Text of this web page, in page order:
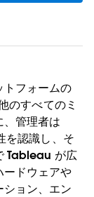
トフォームの
のすべてのミ
、管理者は
を認識し、そ
Tableau が広
ードウェアや
ョン、エン